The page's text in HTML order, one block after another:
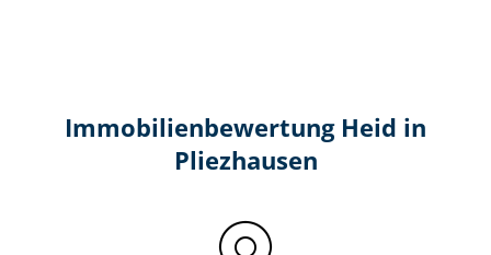
Immobilien­bewertung Heid in
Pliezhausen